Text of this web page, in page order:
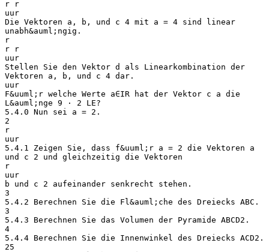
r r
uur
Die Vektoren a, b, und c 4 mit a = 4 sind linear
unabh&auml;ngig.
r
r r
uur
Stellen Sie den Vektor d als Linearkombination der
Vektoren a, b, und c 4 dar.
uur
F&uuml;r welche Werte a∈IR hat der Vektor c a die
L&auml;nge 9 ⋅ 2 LE?
5.4.0 Nun sei a = 2.
2
r
uur
5.4.1 Zeigen Sie, dass f&uuml;r a = 2 die Vektoren a
und c 2 und gleichzeitig die Vektoren
r
uur
b und c 2 aufeinander senkrecht stehen.
3
5.4.2 Berechnen Sie die Fl&auml;che des Dreiecks ABC.
3
5.4.3 Berechnen Sie das Volumen der Pyramide ABCD2.
4
5.4.4 Berechnen Sie die Innenwinkel des Dreiecks ACD2.
25